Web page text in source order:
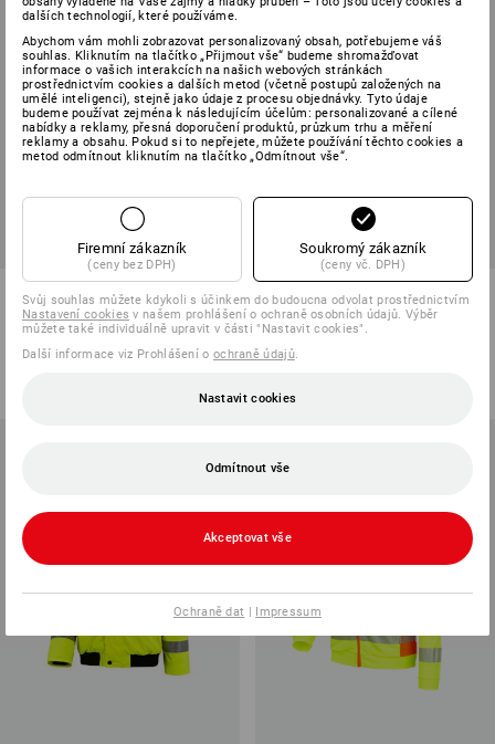
kapsou
od 10 451,98 Kč
dalších technologií, které používáme.
Abychom vám mohli zobrazovat personalizovaný obsah, potřebujeme váš
souhlas. Kliknutím na tlačítko „Přijmout vše“ budeme shromažďovat
informace o vašich interakcích na našich webových stránkách
prostřednictvím cookies a dalších metod (včetně postupů založených na
umělé inteligenci), stejně jako údaje z procesu objednávky. Tyto údaje
budeme používat zejména k následujícím účelům: personalizované a cílené
nabídky a reklamy, přesná doporučení produktů, průzkum trhu a měření
reklamy a obsahu. Pokud si to nepřejete, můžete používání těchto cookies a
metod odmítnout kliknutím na tlačítko „Odmítnout vše“.
Firemní zákazník
(ceny bez DPH)
Soukromý zákazník
(ceny vč. DPH)
Svůj souhlas můžete kdykoli s účinkem do budoucna odvolat prostřednictvím
Nastavení cookies v našem prohlášení o ochraně osobních údajů. Výběr
můžete také individuálně upravit v části "Nastavit cookies".
Další informace viz Prohlášení o ochraně údajů.
Nastavit cookies
Odmítnout vše
Akceptovat vše
Ochraně dat | Impressum